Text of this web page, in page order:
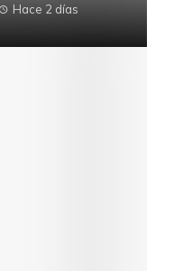
Hace 2 días